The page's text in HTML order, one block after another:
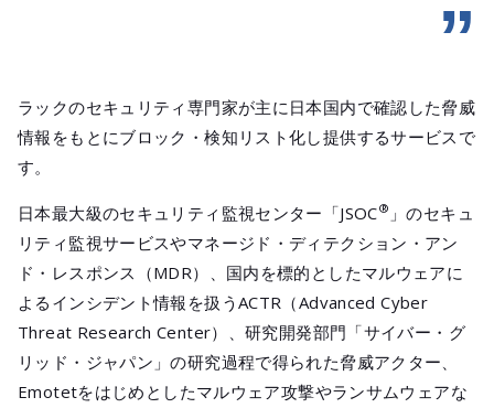
ラックのセキュリティ専門家が主に日本国内で確認した脅威
情報をもとにブロック・検知リスト化し提供するサービスで
す。
日本最大級のセキュリティ監視センター「JSOC® 」のセキュ
リティ監視サービスやマネージド・ディテクション・アン
ド・レスポンス（MDR）、国内を標的としたマルウェアに
よるインシデント情報を扱うACTR（Advanced Cyber
Threat Research Center）、研究開発部門「サイバー・グ
リッド・ジャパン」の研究過程で得られた脅威アクター、
Emotetをはじめとしたマルウェア攻撃やランサムウェアな